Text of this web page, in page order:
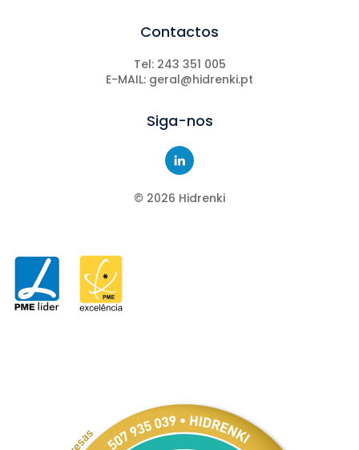
Contactos
Tel: 243 351 005
E-MAIL: geral@hidrenki.pt
Siga-nos
© 2026 Hidrenki